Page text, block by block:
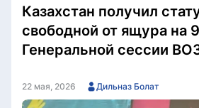
Спорт
Культура
Видео
Мир
Послание
Служба
Казахстан получил
свободной от ящура на
Генеральной сессии
22 мая, 2026 Дильназ Болат